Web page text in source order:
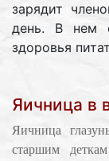
зарядит
день. В нем
здоровья
Яичница в
Яичница
старшим